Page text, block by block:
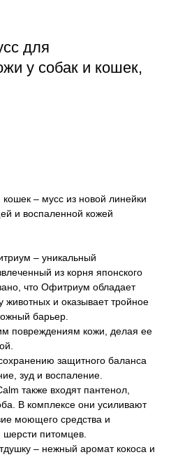
для
у собак и кошек,
– мусс из новой линейки
и воспаленной кожей
– уникальный
из корня японского
что Офитриум обладает
животных и оказывает тройное
барьер.
повреждениям кожи, делая ее
защитного баланса
зуд и воспаление.
также входят пантенол,
В комплексе они усиливают
моющего средства и
шерсти питомцев.
– нежный аромат кокоса и